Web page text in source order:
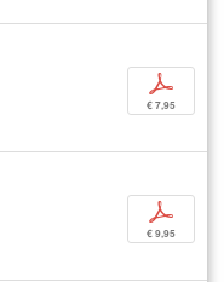
p
€ 7,95
p
€ 9,95